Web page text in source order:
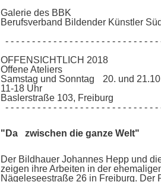
Galerie des BBK
Berufsverband Bildender Künstler
- - - - - - - - - - - - - - - - - - - - - - - - - - - -
OFFENSICHTLICH 2018
Offene Ateliers
Samstag und Sonntag 20. und
11-18 Uhr
Baslerstraße 103, Freiburg
- - - - - - - - - - - - - - - - - - - - - - - - - - - -
"Da zwischen die ganze Welt"
Der Bildhauer Johannes Hepp und
zeigen ihre Arbeiten in der
Nägeleseestraße 26 in Freiburg. Der